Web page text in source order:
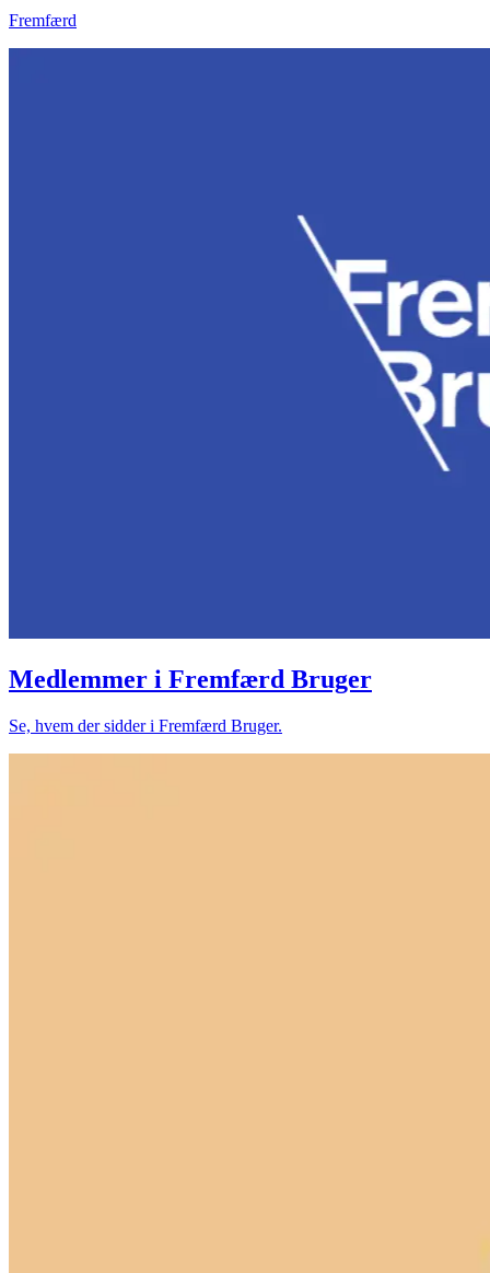
Fremfærd
Medlemmer i Fremfærd Bruger
Se, hvem der sidder i Fremfærd Bruger.